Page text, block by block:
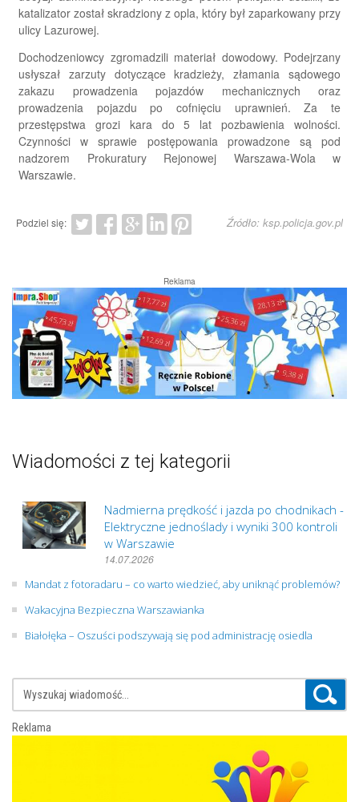
katalizator został skradziony z opla, który był zaparkowany przy
ulicy Lazurowej.
Dochodzeniowcy zgromadzili materiał dowodowy. Podejrzany
usłyszał zarzuty dotyczące kradzieży, złamania sądowego
zakazu prowadzenia pojazdów mechanicznych oraz
prowadzenia pojazdu po cofnięciu uprawnień. Za te
przestępstwa grozi kara do 5 lat pozbawienia wolności.
Czynności w sprawie postępowania prowadzone są pod
nadzorem Prokuratury Rejonowej Warszawa-Wola w
Warszawie.
Podziel się: Źródło: ksp.policja.gov.pl
Reklama
Wiadomości z tej kategorii
Nadmierna prędkość i jazda po chodnikach -
Elektryczne jednoślady i wyniki 300 kontroli
w Warszawie
14.07.2026
Mandat z fotoradaru – co warto wiedzieć, aby uniknąć problemów?
Wakacyjna Bezpieczna Warszawianka
Białołęka – Oszuści podszywają się pod administrację osiedla
Reklama